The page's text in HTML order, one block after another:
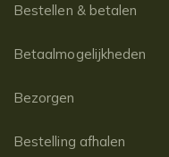
Bestellen & betalen
Betaalmogelijkheden
Bezorgen
Bestelling afhalen